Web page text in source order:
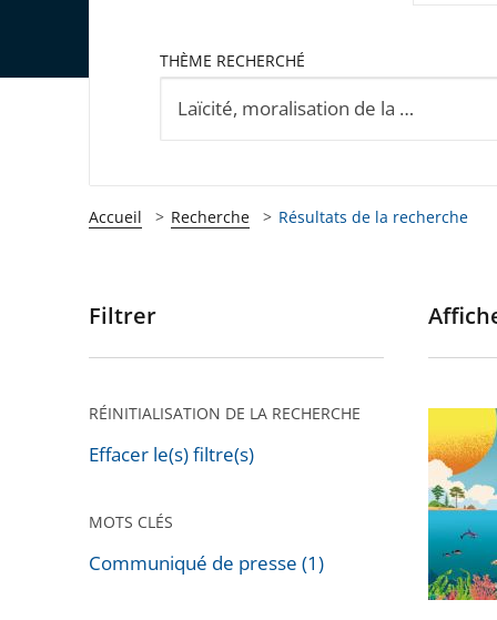
THÈME RECHERCHÉ
Accueil Recherche Résultats de la recherche
Passer
pour
après
Filtrer
RÉINITIALISATION DE LA RECHERCHE
Effacer le(s) filtre(s)
MOTS CLÉS
Communiqué de presse (1)
mer
et
les